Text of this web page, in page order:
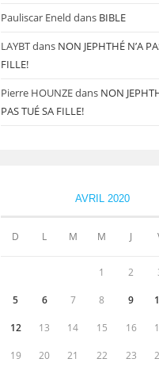
Pauliscar Eneld dans BIBLE
LAYBTdans NON JEPHTHÉ N’A
FILLE!
Pierre HOUNZEdans NON
PAS TUÉ SA FILLE!
AVRIL 2020
D L M M J
1 2
5 6 7 8 9
12 13 14 15 16
19 20 21 22 23